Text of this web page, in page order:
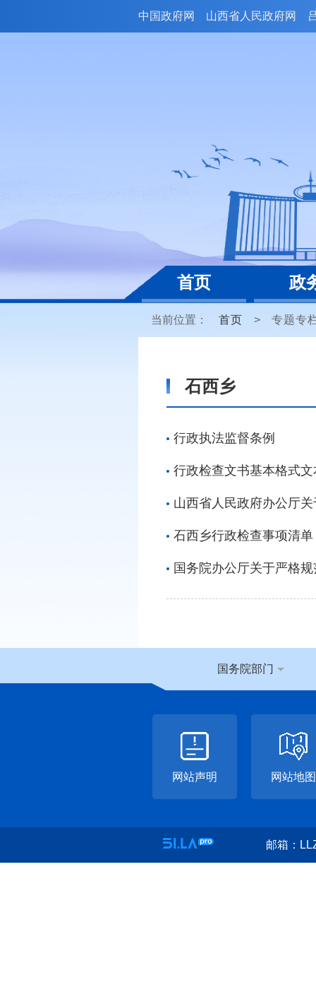
中国政府网 山西省人民政府网
首页 政
当前位置： 首页 > 专题专
石西乡
行政执法监督条例
行政检查文书基本格式
山西省人民政府办公厅
石西乡行政检查事项清单
国务院办公厅关于严格
国务院部门
网站声明 网站地图
邮箱：